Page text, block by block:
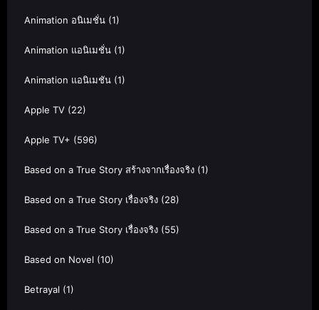
Animation อนิเมชั่น (1)
Animation แอนิเมชั่น (1)
Animation แอนิเมชัน (1)
Apple TV (22)
Apple TV+ (596)
Based on a True Story สร้างจากเรื่องจริง (1)
Based on a True Story เรื่องจริง (28)
Based on a True Story เรื่องจริง (55)
Based on Novel (10)
Betrayal (1)